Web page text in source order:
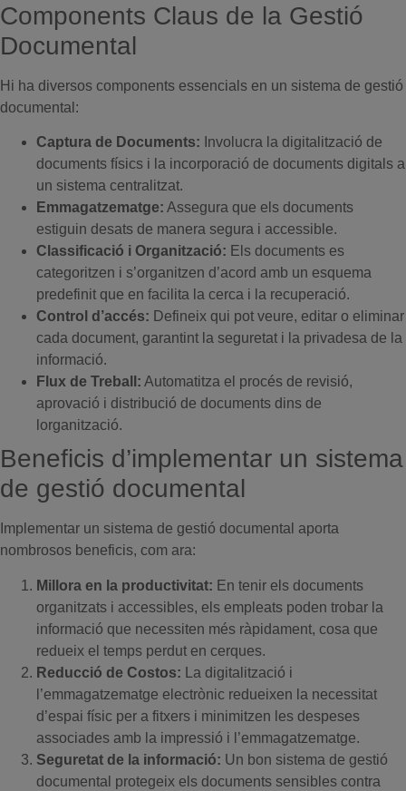
Components Claus de la Gestió
Documental
Hi ha diversos components essencials en un sistema de gestió
documental:
Captura de Documents: Involucra la digitalització de
documents físics i la incorporació de documents digitals a
un sistema centralitzat.
Emmagatzematge: Assegura que els documents
estiguin desats de manera segura i accessible.
Classificació i Organització: Els documents es
categoritzen i s’organitzen d’acord amb un esquema
predefinit que en facilita la cerca i la recuperació.
Control d’accés: Defineix qui pot veure, editar o eliminar
cada document, garantint la seguretat i la privadesa de la
informació.
Flux de Treball: Automatitza el procés de revisió,
aprovació i distribució de documents dins de
lorganització.
Beneficis d’implementar un sistema
de gestió documental
Implementar un sistema de gestió documental aporta
nombrosos beneficis, com ara:
Millora en la productivitat: En tenir els documents
organitzats i accessibles, els empleats poden trobar la
informació que necessiten més ràpidament, cosa que
redueix el temps perdut en cerques.
Reducció de Costos: La digitalització i
l’emmagatzematge electrònic redueixen la necessitat
d’espai físic per a fitxers i minimitzen les despeses
associades amb la impressió i l’emmagatzematge.
Seguretat de la informació: Un bon sistema de gestió
documental protegeix els documents sensibles contra